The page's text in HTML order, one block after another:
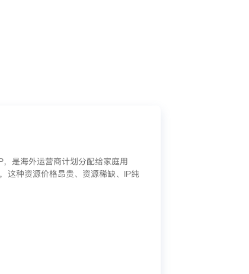
是海外运营商计划分配给家庭用
这种资源价格昂贵、资源稀缺、IP纯